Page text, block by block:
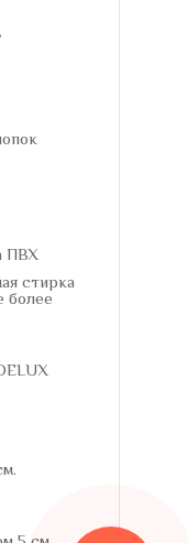
ПВХ
стирка
более